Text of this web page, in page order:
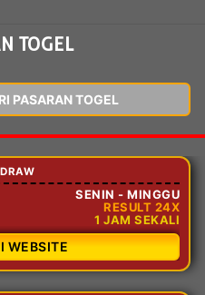
TOGEL
SENIN - MINGGU
RESULT 24X
1 JAM SEKALI
WEBSITE